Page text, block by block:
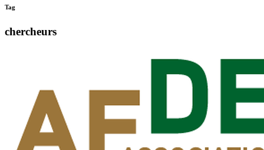
Tag
chercheurs